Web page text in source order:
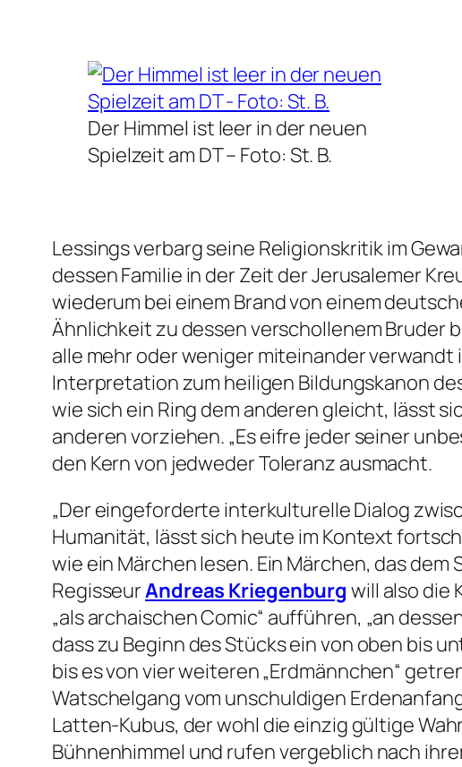
Der Himmel ist leer in der neuen
Spielzeit am DT – Foto: St. B.
Lessings verbarg seine Religionskritik im
dessen Familie in der Zeit der Jerusalemer
wiederum bei einem Brand von einem
Ähnlichkeit zu dessen verschollenem Bruder
alle mehr oder weniger miteinander verwandt
Interpretation zum heiligen Bildungskanon
wie sich ein Ring dem anderen gleicht, lässt
anderen vorziehen. „Es eifre jeder seiner
den Kern von jedweder Toleranz ausmacht.
„Der eingeforderte interkulturelle Dialog
Humanität, lässt sich heute im Kontext
wie ein Märchen lesen. Ein Märchen, das
RegisseurAndreas Kriegenburg will also die
„als archaischen Comic“ aufführen, „an
dass zu Beginn des Stücks ein von oben bis
bis es von vier weiteren „Erdmännchen“
Watschelgang vom unschuldigen
Latten-Kubus, der wohl die einzig gültige
Bühnenhimmel und rufen vergeblich nach